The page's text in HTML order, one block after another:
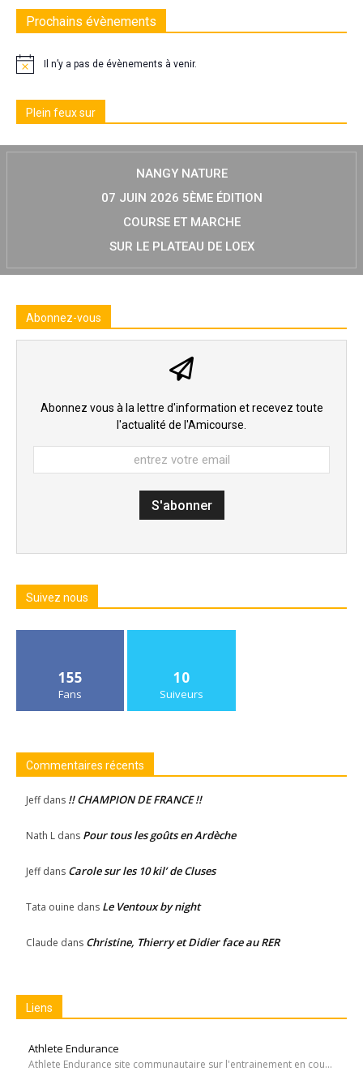
Prochains évènements
Il n’y a pas de évènements à venir.
Plein feux sur
NANGY NATURE
07 JUIN 2026 5ÈME ÉDITION
COURSE ET MARCHE
SUR LE PLATEAU DE LOEX
Abonnez-vous
Abonnez vous à la lettre d'information et recevez toute
l'actualité de l'Amicourse.
Suivez nous
155
Fans
10
Suiveurs
Commentaires récents
Jeffdans !! CHAMPION DE FRANCE !!
Nath L dans Pour tous les goûts en Ardèche
Jeffdans Carole sur les 10 kil’ de Cluses
Tata ouine dans Le Ventoux by night
Claude dans Christine, Thierry et Didier face au RER
Liens
Athlete Endurance
Athlete Endurance site communautaire sur l'entrainement en course à pied